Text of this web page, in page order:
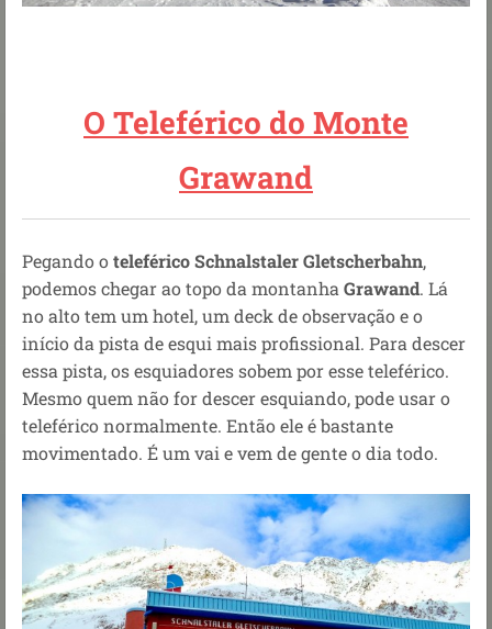
O Teleférico do Monte
Grawand
Pegando oteleférico Schnalstaler Gletscherbahn,
podemos chegar ao topo da montanha Grawand. Lá
no alto tem um hotel, um deck de observação e o
início da pista de esqui mais profissional. Para descer
essa pista, os esquiadores sobem por esse teleférico.
Mesmo quem não for descer esquiando, pode usar o
teleférico normalmente. Então ele é bastante
movimentado. É um vai e vem de gente o dia todo.